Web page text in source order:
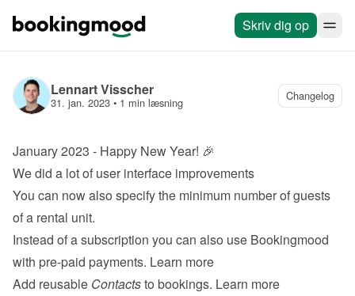
Skriv dig op
Lennart Visscher
31. jan. 2023 • 1 min læsning Changelog
January 2023 - Happy New Year! 🎉
We did a lot of user interface improvements
You can now also specify the minimum number of guests
of a rental unit.
Instead of a subscription you can also use Bookingmood
with pre-paid payments. Learn more
Add reusable Contacts to bookings. Learn more